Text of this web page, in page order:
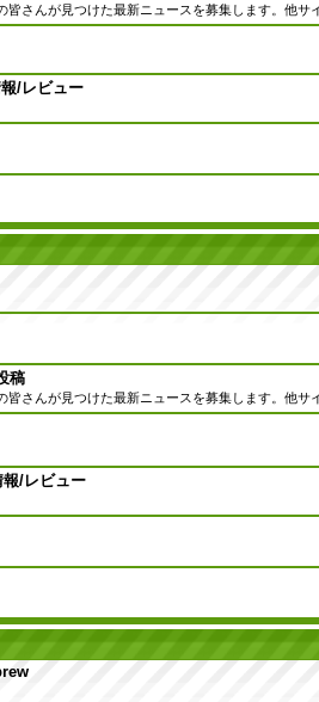
皆さんが見つけた最新ニュースを募集します。他サ
/レビュー
稿
皆さんが見つけた最新ニュースを募集します。他サ
/レビュー